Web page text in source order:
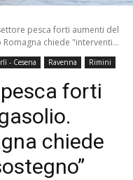
pesca forti aumenti del
chiede "interventi...
- Cesena Ravenna Rimini
forti
chiede